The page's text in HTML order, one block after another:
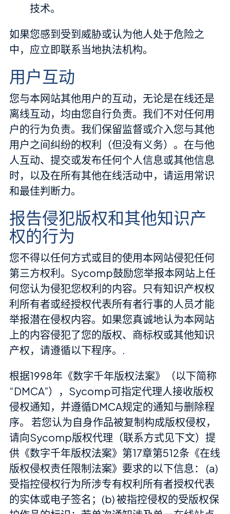
技术。
如果您感到受到威胁或认为他人处于危险之
中，应立即联系当地执法机构。
用户互动
您与本网站其他用户的互动，无论是在线还是
离线互动，均由您自行负责。我们不对任何用
户的行为负责。我们保留监督或介入您与其他
用户之间纠纷的权利（但没有义务）。在与他
人互动、提交或发布任何个人信息或其他信息
时，以及在所有其他在线活动中，请运用常识
和最佳判断力。
报告侵犯版权和其他知识产
权的行为
您不得以任何方式或目的使用本网站侵犯任何
第三方权利。Sycomp鼓励您举报本网站上任
何您认为侵犯您权利的内容。只有知识产权权
利所有者或经授权代表所有者行事的人员才能
举报潜在侵权内容。如果您真诚地认为本网站
上的内容侵犯了您的版权、商标权或其他知识
产权，请遵循以下程序。.
根据1998年《数字千年版权法案》（以下简称
“DMCA”），Sycomp可指定代理人接收版权
侵权通知，并遵循DMCA规定的通知与删除程
序。 若您认为自身作品被复制构成版权侵权，
请向Sycomp版权代理（联系方式见下文）提
供《数字千年版权法案》第17章第512条《在线
版权侵权责任限制法案》要求的以下信息： (a)
受指控侵权行为所涉专有权利所有者授权代表
的实体或电子签名；(b) 被指控侵权的受版权保